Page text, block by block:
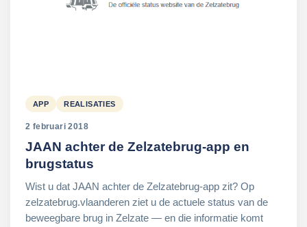
APP REALISATIES
2 februari 2018
JAAN achter de Zelzatebrug-app en
brugstatus
Wist u dat JAAN achter de Zelzatebrug-app zit? Op
zelzatebrug.vlaanderen ziet u de actuele status van de
beweegbare brug in Zelzate — en die informatie komt